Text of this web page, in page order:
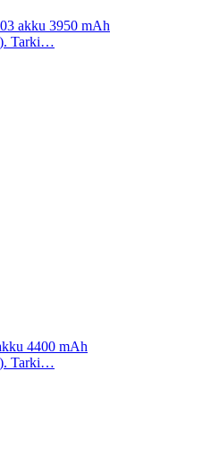
akku 3950 mAh
Tarki…
4400 mAh
Tarki…